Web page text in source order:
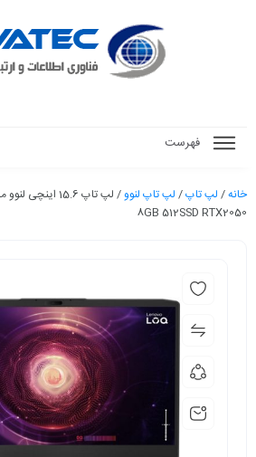
فهرست
خانه/ لپ تاپ/ لپ تاپ لنوو
8GB 512SSD RTX2050